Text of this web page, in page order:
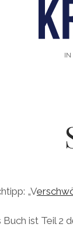
„V
Buch ist Teil 2